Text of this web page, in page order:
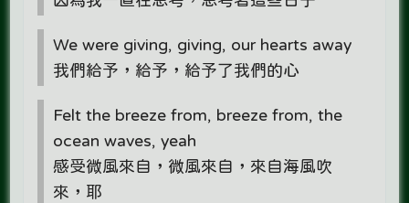
We were giving, giving, our hearts away
我們給予，給予，給予了我們的心
Felt the breeze from, breeze from, the
ocean waves, yeah
感受微風來自，微風來自，來自海風吹
來，耶